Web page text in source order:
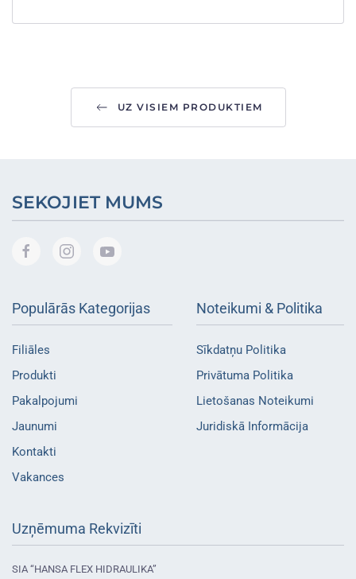
UZ VISIEM PRODUKTIEM
SEKOJIET MUMS
Populārās Kategorijas
Filiāles
Produkti
Pakalpojumi
Jaunumi
Kontakti
Vakances
Noteikumi & Politika
Sīkdatņu Politika
Privātuma Politika
Lietošanas Noteikumi
Juridiskā Informācija
Uzņēmuma Rekvizīti
SIA “HANSA FLEX HIDRAULIKA”